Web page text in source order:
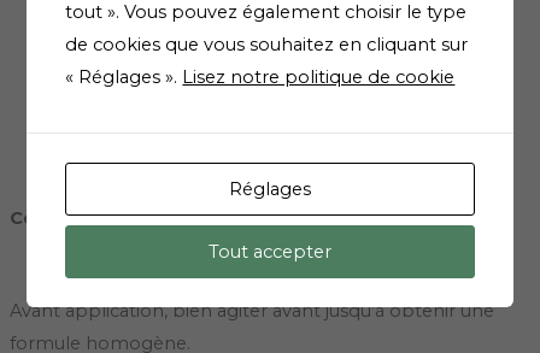
Texture résistante au sable
Délicatement parfumée
Conseils d’utilisations
Avant application, bien agiter avant jusqu’à obtenir une
formule homogène.
tout ». Vous pouvez également choisir le type
de cookies que vous souhaitez en cliquant sur
« Réglages ». Lisez notre politique de cookie
Réglages
Tout accepter